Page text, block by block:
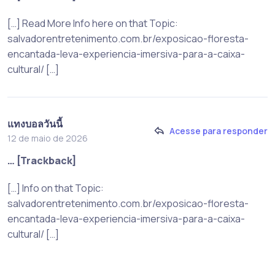
[…] Read More Info here on that Topic:
salvadorentretenimento.com.br/exposicao-floresta-
encantada-leva-experiencia-imersiva-para-a-caixa-
cultural/ […]
แทงบอลวันนี้
12 de maio de 2026
Acesse para responder
… [Trackback]
[…] Info on that Topic:
salvadorentretenimento.com.br/exposicao-floresta-
encantada-leva-experiencia-imersiva-para-a-caixa-
cultural/ […]